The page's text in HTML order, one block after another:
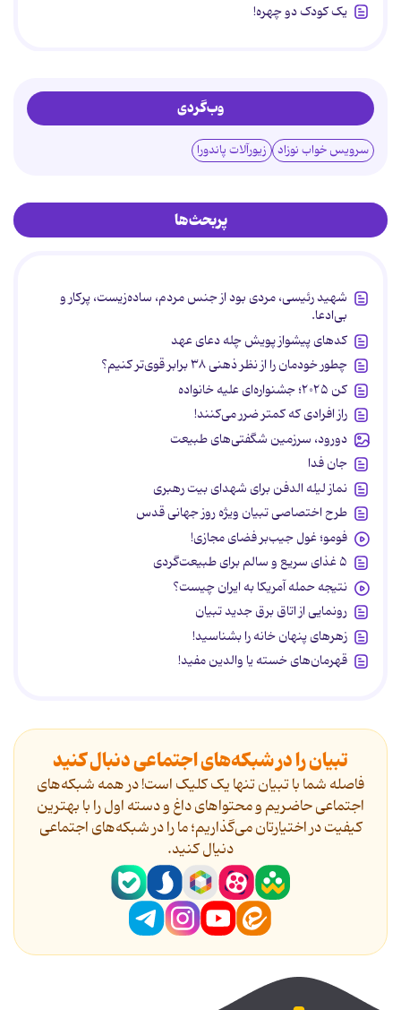
یک کودک دو چهره!
وب‌گردی
سرویس خواب نوزاد زیورآلات پاندورا
پربحث‌ها
شهید رئیسی، مردی بود از جنس مردم، ساده‌زیست، پرکار و
بی‌ادعا.
کدهای پیشواز پویش چله دعای عهد
چطور خودمان را از نظر ذهنی ۳۸ برابر قوی‌تر کنیم؟
کن ۲۰۲۵؛ جشنواره‌ای علیه خانواده
راز افرادی که کمتر ضرر می‌کنند!
دورود، سرزمین شگفتی‌های طبیعت
جان فدا
نماز لیله الدفن برای شهدای بیت رهبری
طرح اختصاصی تبیان ویژه روز جهانی قدس
فومو؛ غول جیب‌بر فضای مجازی!
۵ غذای سریع و سالم برای طبیعت‌گردی
نتیجه حمله آمریکا به ایران چیست؟
رونمایی از اتاق برق جدید تبیان
زهرهای پنهان خانه را بشناسید!
قهرمان‌های خسته یا والدین مفید!
تبیان را در شبکه‌های اجتماعی دنبال کنید
فاصله شما با تبیان تنها یک کلیک است! در همه شبکه‌های
اجتماعی حاضریم و محتواهای داغ و دسته اول را با بهترین
کیفیت در اختیارتان می‌گذاریم؛ ما را در شبکه‌های اجتماعی
دنیال کنید.